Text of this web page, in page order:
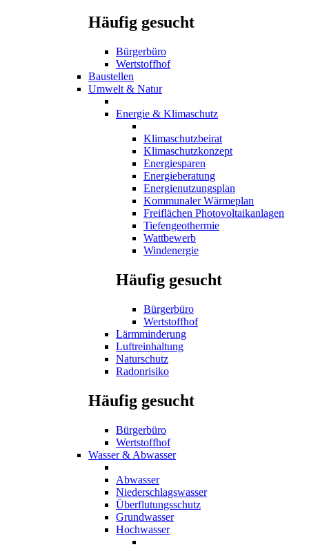
Häufig gesucht
Bürgerbüro
Wertstoffhof
Baustellen
Umwelt & Natur
Energie & Klimaschutz
Klimaschutzbeirat
Klimaschutzkonzept
Energiesparen
Energieberatung
Energienutzungsplan
Kommunaler Wärmeplan
Freiflächen Photovoltaikanlagen
Tiefengeothermie
Wattbewerb
Windenergie
Häufig gesucht
Bürgerbüro
Wertstoffhof
Lärmminderung
Luftreinhaltung
Naturschutz
Radonrisiko
Häufig gesucht
Bürgerbüro
Wertstoffhof
Wasser & Abwasser
Abwasser
Niederschlagswasser
Überflutungsschutz
Grundwasser
Hochwasser